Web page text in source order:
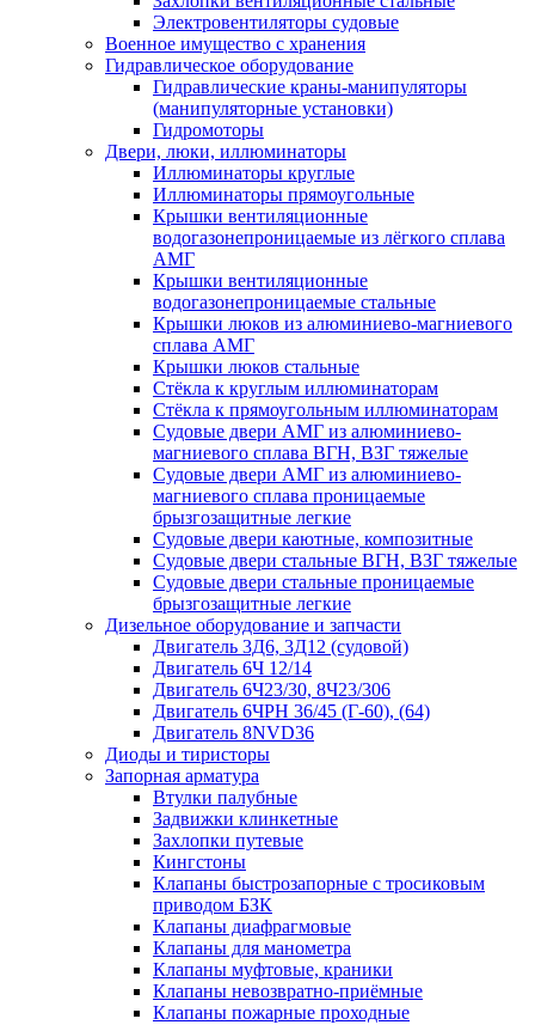
Электровентиляторы судовые
Военное имущество с хранения
Гидравлическое оборудование
Гидравлические краны-манипуляторы
(манипуляторные установки)
Гидромоторы
Двери, люки, иллюминаторы
Иллюминаторы круглые
Иллюминаторы прямоугольные
Крышки вентиляционные
водогазонепроницаемые из лёгкого сплава
АМГ
Крышки вентиляционные
водогазонепроницаемые стальные
Крышки люков из алюминиево-магниевого
сплава АМГ
Крышки люков стальные
Стёкла к круглым иллюминаторам
Стёкла к прямоугольным иллюминаторам
Судовые двери АМГ из алюминиево-
магниевого сплава ВГН, ВЗГ тяжелые
Судовые двери АМГ из алюминиево-
магниевого сплава проницаемые
брызгозащитные легкие
Судовые двери каютные, композитные
Судовые двери стальные ВГН, ВЗГ тяжелые
Судовые двери стальные проницаемые
брызгозащитные легкие
Дизельное оборудование и запчасти
Двигатель 3Д6, 3Д12 (судовой)
Двигатель 6Ч 12/14
Двигатель 6Ч23/30, 8Ч23/306
Двигатель 6ЧРН 36/45 (Г-60), (64)
Двигатель 8NVD36
Диоды и тиристоры
Запорная арматура
Втулки палубные
Задвижки клинкетные
Захлопки путевые
Кингстоны
Клапаны быстрозапорные с тросиковым
приводом БЗК
Клапаны диафрагмовые
Клапаны для манометра
Клапаны муфтовые, краники
Клапаны невозвратно-приёмные
Клапаны пожарные проходные